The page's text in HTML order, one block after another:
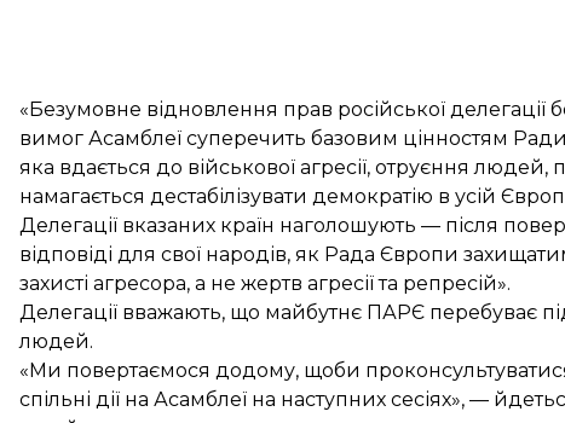
«Безумовне відновлення прав російської
вимог Асамблеї суперечить базовим цінностям Ради
яка вдається до військової агресії, отруєння
намагається дестабілізувати демократію в усій
Делегації вказаних країн наголошують — після
відповіді для свої народів, як Рада Європи
захисті агресора, а не жертв агресії та репресій».
Делегації вважають, що майбутнє ПАРЄ перебуває
людей.
«Ми повертаємося додому, щоби
спільні дії на Асамблеї на наступних сесіях», —